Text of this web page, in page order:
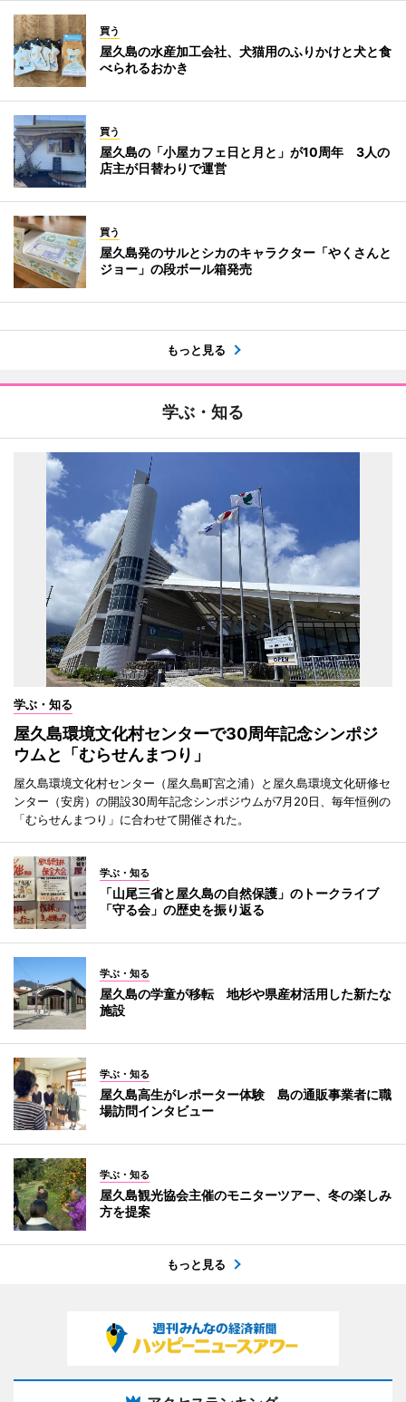
買う
屋久島の水産加工会社、犬猫用のふりかけと犬と食
べられるおかき
買う
屋久島の「小屋カフェ日と月と」が10周年 3人の
店主が日替わりで運営
買う
屋久島発のサルとシカのキャラクター「やくさんと
ジョー」の段ボール箱発売
もっと見る
学ぶ・知る
学ぶ・知る
屋久島環境文化村センターで30周年記念シンポジ
ウムと「むらせんまつり」
屋久島環境文化村センター（屋久島町宮之浦）と屋久島環境文化研修セ
ンター（安房）の開設30周年記念シンポジウムが7月20日、毎年恒例の
「むらせんまつり」に合わせて開催された。
学ぶ・知る
「山尾三省と屋久島の自然保護」のトークライブ
「守る会」の歴史を振り返る
学ぶ・知る
屋久島の学童が移転 地杉や県産材活用した新たな
施設
学ぶ・知る
屋久島高生がレポーター体験 島の通販事業者に職
場訪問インタビュー
学ぶ・知る
屋久島観光協会主催のモニターツアー、冬の楽しみ
方を提案
もっと見る